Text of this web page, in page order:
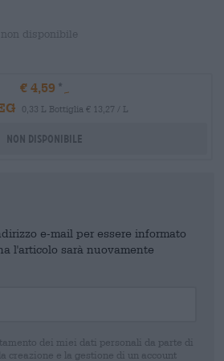
disponibile
€ 4,59
0,33 L Bottiglia € 13,27 / L
Non disponibile
e-mail per essere informato
l'articolo sarà nuovamente
dei miei dati personali da parte di
creazione e la gestione di un account